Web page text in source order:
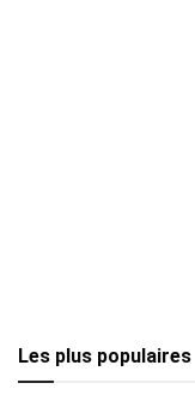
Les plus populaires